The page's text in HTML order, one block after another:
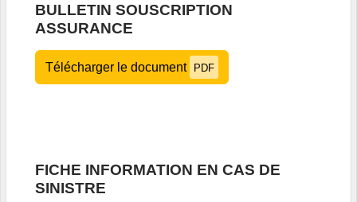
BULLETIN SOUSCRIPTION
ASSURANCE
Télécharger le document PDF
FICHE INFORMATION EN CAS DE
SINISTRE